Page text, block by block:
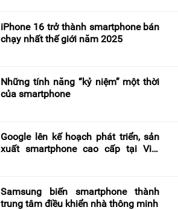
iPhone 16 trở thành smartphone bán
chạy nhất thế giới năm 2025
Những tính năng “kỷ niệm” một thời
của smartphone
Google lên kế hoạch phát triển, sản
xuất smartphone cao cấp tại Việt
Samsung biến smartphone thành
trung tâm điều khiển nhà thông minh